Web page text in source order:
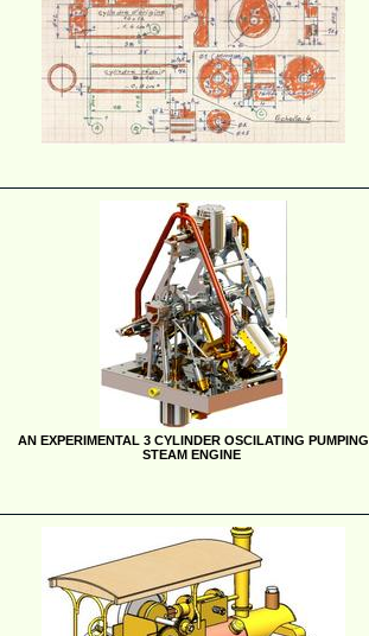
AN EXPERIMENTAL 3 CYLINDER OSCILATING PUMPING
STEAM ENGINE